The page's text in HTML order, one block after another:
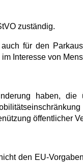
zuständig.
für den
Interesse von
haben, die
öffentlicher
den EU-